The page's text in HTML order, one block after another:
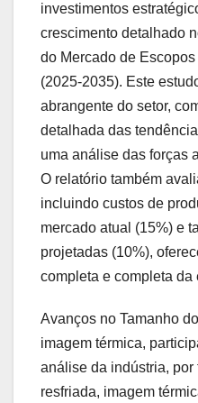
investimentos
crescimento detalhado
do Mercado de
(2025-2035). Este
abrangente do setor,
detalhada das
uma análise das forças
O relatório também
incluindo custos de
mercado atual (15%) e
projetadas (10%),
completa e completa da
Avanços no Tamanho
imagem térmica,
análise da indústria,
resfriada, imagem